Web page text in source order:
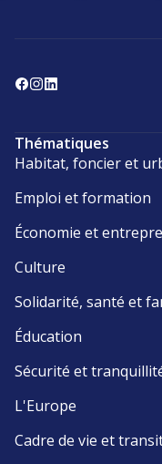
Thématiques
Habitat, foncier et
Emploi et formation
Économie et
Culture
Solidarité, santé et
Éducation
Sécurité et
L'Europe
Cadre de vie et